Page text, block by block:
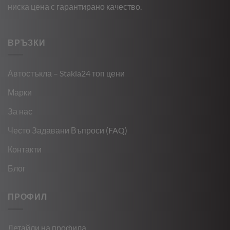
ниска цена с гарантирано качество.
ВРЪЗКИ
Автостъкла – Stakla24 топ цени
Марки
За нас
Често Задавани Въпроси (FAQ)
Контакти
Блог
ПРОФИЛ
Детайли на профила